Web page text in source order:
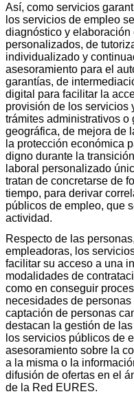
Así, como servicios
los servicios de empleo
diagnóstico y
personalizados, de
individualizado y
asesoramiento para el
garantías, de
digital para facilitar la
provisión de los servicios
trámites administrativos o
geográfica, de mejora de
la protección económica
digno durante la
laboral personalizado
tratan de concretarse de
tiempo, para derivar
públicos de empleo, que
actividad.
Respecto de las
empleadoras, los
facilitar su acceso a una
modalidades de
como en conseguir
necesidades de
captación de personas
destacan la gestión de
los servicios públicos de
asesoramiento sobre la
a la misma o la
difusión de ofertas en el
de la Red EURES.